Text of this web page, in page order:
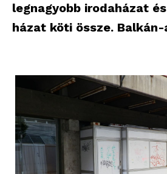
legnagyobb irodaházat
házat köti össze. Balkán-